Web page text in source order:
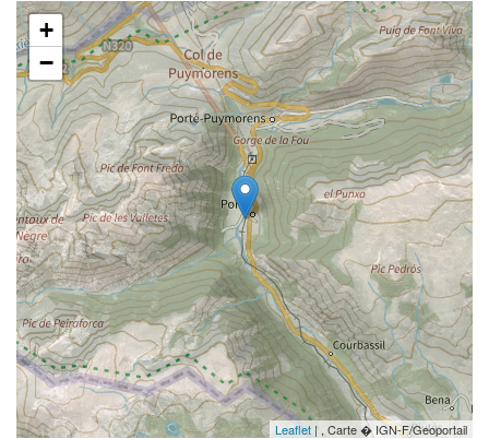
+
−
Leaflet | , Carte � IGN-F/Geoportail